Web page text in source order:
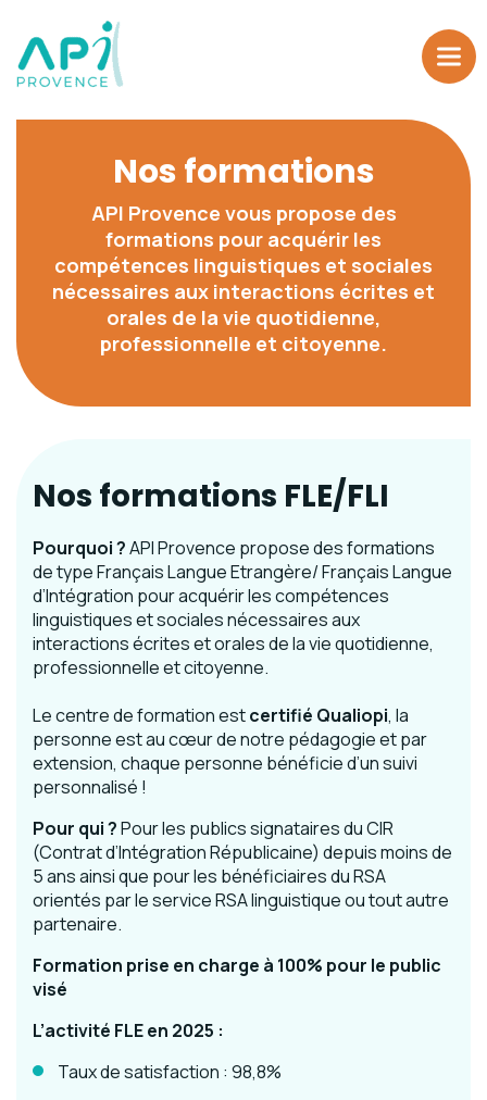
Nos formations
API Provence vous propose des
formations pour acquérir les
compétences linguistiques et sociales
nécessaires aux interactions écrites et
orales de la vie quotidienne,
professionnelle et citoyenne.
Nos formations FLE/FLI
Pourquoi ?API Provence propose des formations
de type Français Langue Etrangère/ Français Langue
d’Intégration pour acquérir les compétences
linguistiques et sociales nécessaires aux
interactions écrites et orales de la vie quotidienne,
professionnelle et citoyenne.
Le centre de formation estcertifié Qualiopi, la
personne est au cœur de notre pédagogie et par
extension, chaque personne bénéficie d’un suivi
personnalisé !
Pour qui ?Pour les publics signataires du CIR
(Contrat d’Intégration Républicaine) depuis moins de
5 ans ainsi que pour les bénéficiaires du RSA
orientés par le service RSA linguistique ou tout autre
partenaire.
Formation prise en charge à 100% pour le public
visé
L’activité FLE en 2025 :
Taux de satisfaction : 98,8%